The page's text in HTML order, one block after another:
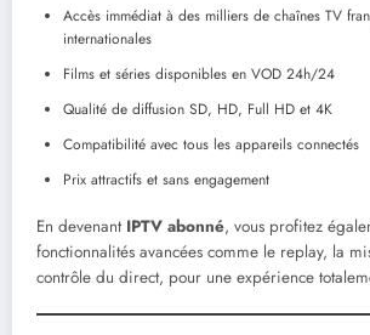
Accès immédiat à des milliers de chaînes TV
internationales
Films et séries disponibles en VOD 24h/24
Qualité de diffusion SD, HD, Full HD et 4K
Compatibilité avec tous les appareils connectés
Prix attractifs et sans engagement
En devenant IPTV abonné, vous profitez
fonctionnalités avancées comme le replay, la
contrôle du direct, pour une expérience